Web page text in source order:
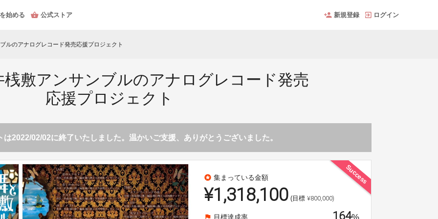
始める 公式ストア 新規登録 ログイン
ルのアナログレコード発売応援プロジェクト
桟敷アンサンブルのアナログレコード発売
応援プロジェクト
は2022/02/02に終了いたしました。温かいご支援、ありがとうございました。
Success
stars 集まっている金額
¥1,318,100 (目標 ¥800,000)
flag 目標達成率 164%